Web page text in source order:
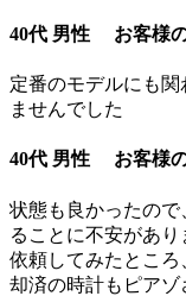
40代 男性 お客様の
定番のモデルにも
ませんでした
40代 男性 お客様の
状態も良かったの
ることに不安があ
依頼してみたとこ
却済の時計もピア